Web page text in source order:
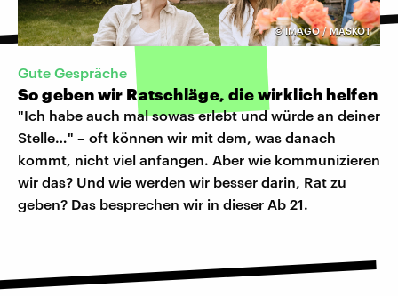
©IMAGO / MASKOT
Gute Gespräche
So geben wir Ratschläge, die wirklich helfen
"Ich habe auch mal sowas erlebt und würde an deiner
Stelle…" – oft können wir mit dem, was danach
kommt, nicht viel anfangen. Aber wie kommunizieren
wir das? Und wie werden wir besser darin, Rat zu
geben? Das besprechen wir in dieser Ab 21.